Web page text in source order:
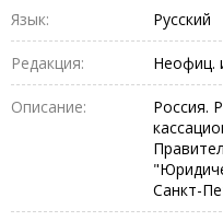
Язык: Русский
Редакция: Неофиц.
Описание:
Россия.
Санкт-